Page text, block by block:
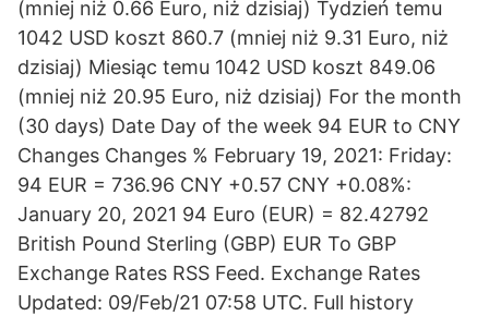
(mniej niż 0.66 Euro, niż dzisiaj) Tydzień temu
1042 USD koszt 860.7 (mniej niż 9.31 Euro, niż
dzisiaj) Miesiąc temu 1042 USD koszt 849.06
(mniej niż 20.95 Euro, niż dzisiaj) For the month
(30 days) Date Day of the week 94 EUR to CNY
Changes Changes % February 19, 2021: Friday:
94 EUR = 736.96 CNY +0.57 CNY +0.08%:
January 20, 2021 94 Euro (EUR) = 82.42792
British Pound Sterling (GBP) EUR To GBP
Exchange Rates RSS Feed. Exchange Rates
Updated: 09/Feb/21 07:58 UTC. Full history